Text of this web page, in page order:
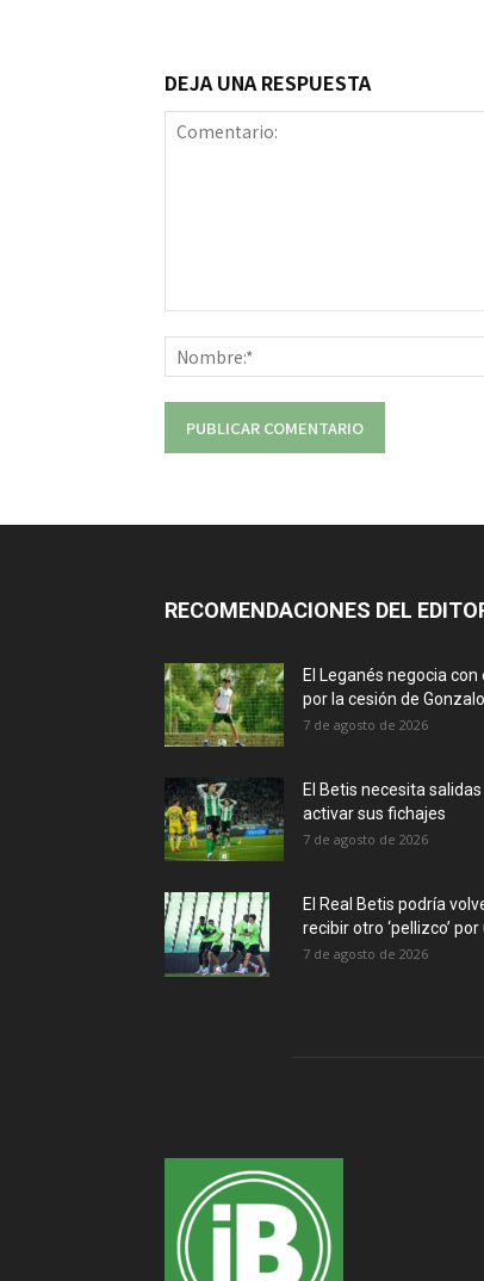
DEJA UNA RESPUESTA
RECOMENDACIONES DEL
El Leganés negocia con
por la cesión de
7 de agosto de 2026
El Betis necesita
activar sus fichajes
7 de agosto de 2026
El Real Betis podría
recibir otro ‘pellizco’ por
7 de agosto de 2026